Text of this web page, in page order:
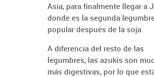
Asia, para finalmente llegar a
donde es la segunda
popular después de la soja.
A diferencia del resto de las
legumbres, las azukis son
más digestivas, por lo que